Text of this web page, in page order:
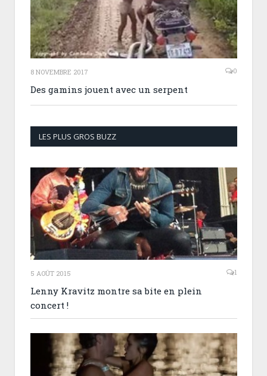
8 NOVEMBRE 2017 0
Des gamins jouent avec un serpent
LES PLUS GROS BUZZ
5 AOÛT 2015 1
Lenny Kravitz montre sa bite en plein
concert !